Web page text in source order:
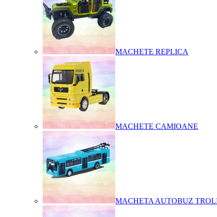
MACHETE REPLICA
MACHETE CAMIOANE
MACHETA AUTOBUZ